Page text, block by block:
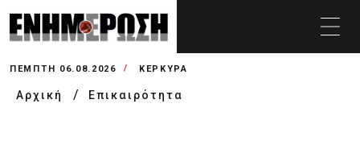
ΠΈΜΠΤΗ 06.08.2026 ΚΕΡΚΥΡΑ
Αρχική Επικαιρότητα